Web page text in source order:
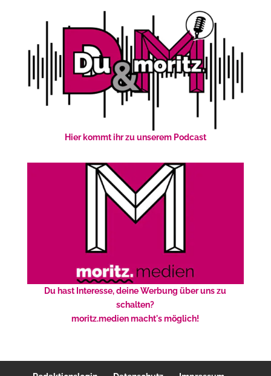
Hier kommt ihr zu unserem Podcast
Du hast Interesse, deine Werbung über uns zu
schalten?
moritz.medien macht's möglich!